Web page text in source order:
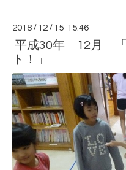
2018 / 12 / 15 15:46
平成30年 12月 「
ト！」